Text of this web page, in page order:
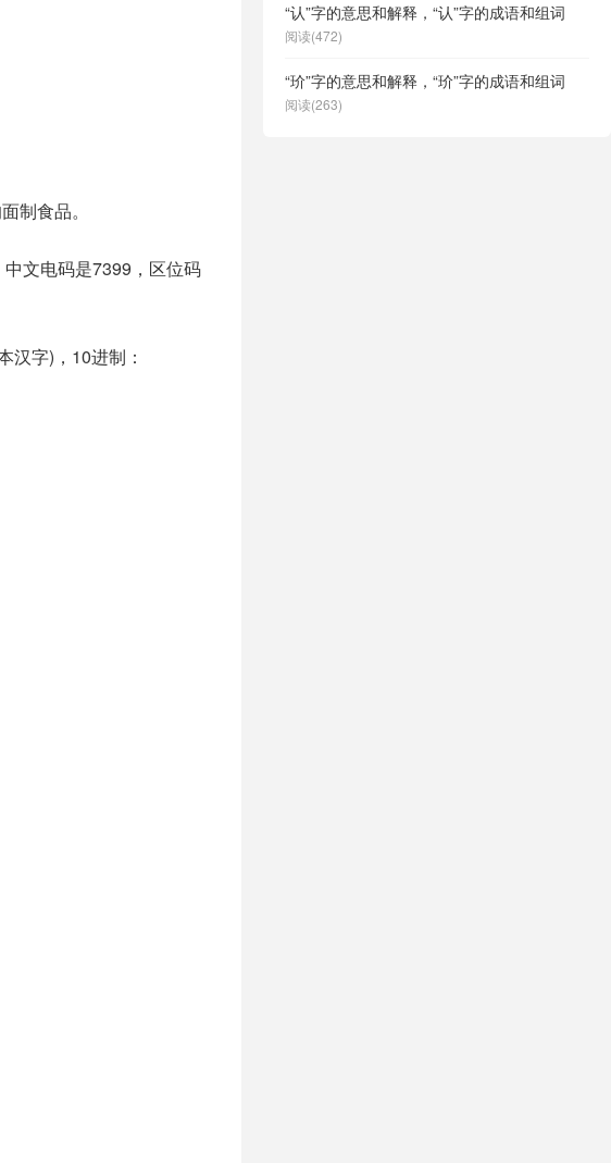
制食品。
文电码是7399，区位码
汉字)，10进制：
“认”字的意思和解释，“认”字的成语和组词
阅读(472)
“玠”字的意思和解释，“玠”字的成语和组词
阅读(263)